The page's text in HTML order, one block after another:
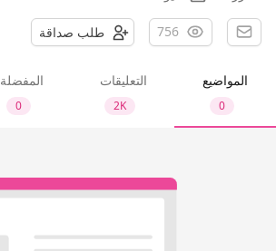
756 طلب صداقة
المواضيع
0
التعليقات
2K
المفضلة
0